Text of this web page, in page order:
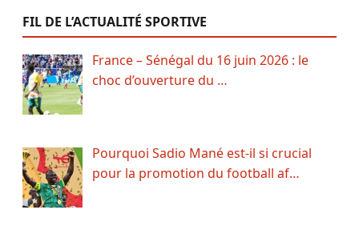
FIL DE L’ACTUALITÉ SPORTIVE
France – Sénégal du 16 juin 2026 : le
choc d’ouverture du …
Pourquoi Sadio Mané est-il si crucial
pour la promotion du football af…